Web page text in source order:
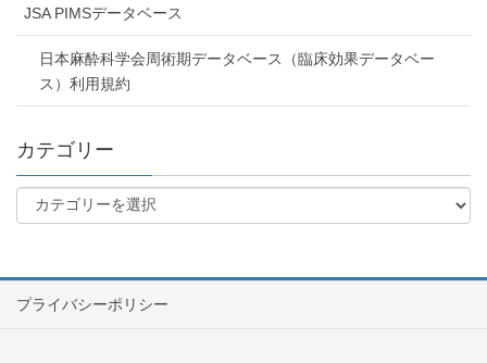
JSA PIMSデータベース
日本麻酔科学会周術期データベース（臨床効果データベー
ス）利用規約
カテゴリー
プライバシーポリシー